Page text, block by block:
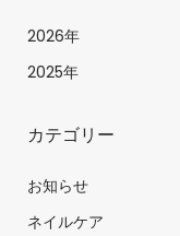
2026年
2025年
カテゴリー
お知らせ
ネイルケア